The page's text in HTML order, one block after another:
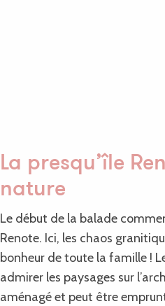
La presqu’île
nature
Le début de la balade
Renote. Ici, les chaos
bonheur de toute la famille !
admirer les paysages sur
aménagé et peut être